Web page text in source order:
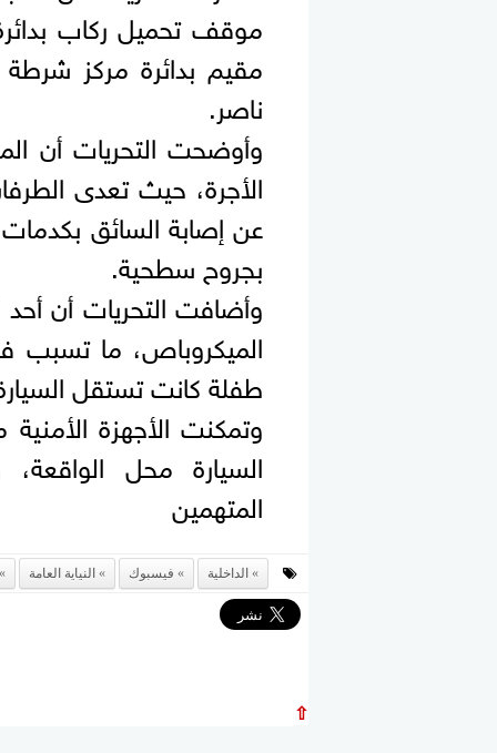
موقف تحميل ركاب
مقيم بدائرة مركز
ناصر.
وأوضحت التحريات أن
الأجرة، حيث تعدى
عن إصابة السائق
بجروح سطحية.
وأضافت التحريات أن أحد
الميكروباص، ما تسبب
طفلة كانت تستقل
وتمكنت الأجهزة
السيارة محل الواقعة،
المتهمين
الداخلية فيسبوك النياية العامة
⇧